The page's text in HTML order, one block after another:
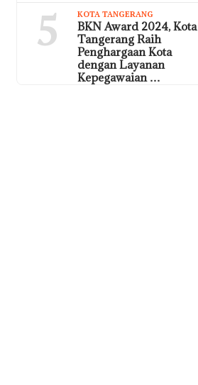
5 KOTA TANGERANG
BKN Award 2024, Kota
Tangerang Raih
Penghargaan Kota
dengan Layanan
Kepegawaian …